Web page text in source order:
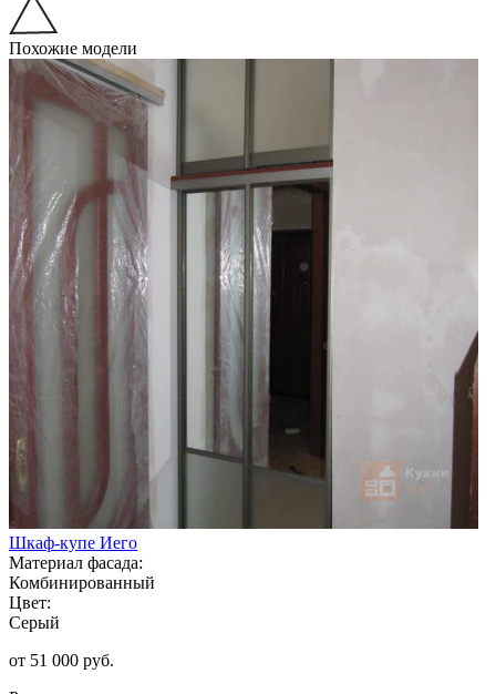
Похожие модели
Шкаф-купе Иего
Материал фасада:
Комбинированный
Цвет:
Серый
от 51 000 руб.